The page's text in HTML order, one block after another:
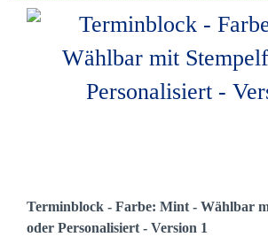
Terminblock - Farbe: Mint - Wählbar
oder Personalisiert - Version 1